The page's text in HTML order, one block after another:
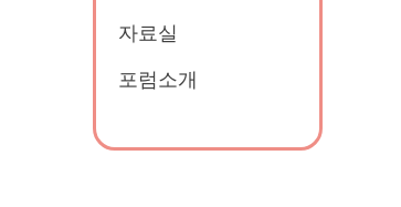
자료실
포럼소개